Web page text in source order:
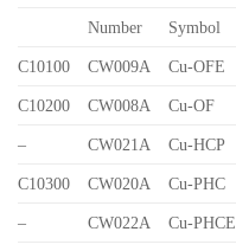
Number Symbol
C10100 CW009A Cu-OFE
C10200 CW008A Cu-OF
– CW021A Cu-HCP
C10300 CW020A Cu-PHC
– CW022A Cu-PHCE